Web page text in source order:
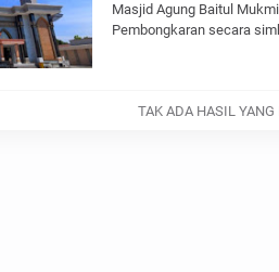
Masjid Agung Baitul
Pembongkaran secara
TAK ADA HASIL